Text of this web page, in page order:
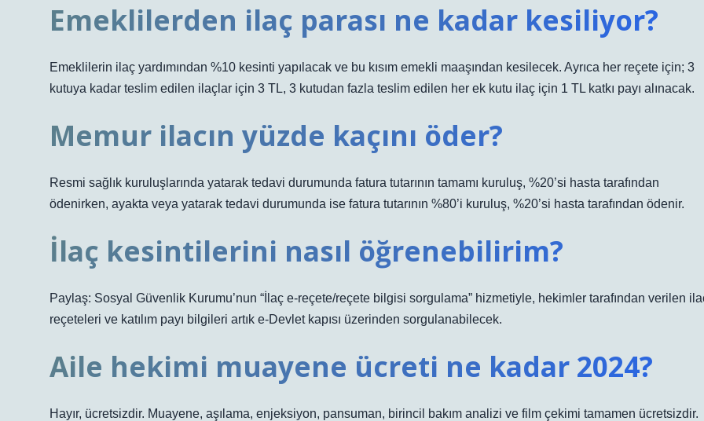
Emeklilerden ilaç parası ne kadar kesiliyor?
Emeklilerin ilaç yardımından %10 kesinti yapılacak ve bu kısım emekli maaşından kesilecek. Ayrıca her reçete için; 3
kutuya kadar teslim edilen ilaçlar için 3 TL, 3 kutudan fazla teslim edilen her ek kutu ilaç için 1 TL katkı payı alınacak.
Memur ilacın yüzde kaçını öder?
Resmi sağlık kuruluşlarında yatarak tedavi durumunda fatura tutarının tamamı kuruluş, %20’si hasta tarafından
ödenirken, ayakta veya yatarak tedavi durumunda ise fatura tutarının %80’i kuruluş, %20’si hasta tarafından ödenir.
İlaç kesintilerini nasıl öğrenebilirim?
Paylaş: Sosyal Güvenlik Kurumu’nun “İlaç e-reçete/reçete bilgisi sorgulama” hizmetiyle, hekimler tarafından verilen
reçeteleri ve katılım payı bilgileri artık e-Devlet kapısı üzerinden sorgulanabilecek.
Aile hekimi muayene ücreti ne kadar 2024?
Hayır, ücretsizdir. Muayene, aşılama, enjeksiyon, pansuman, birincil bakım analizi ve film çekimi tamamen ücretsizdir.